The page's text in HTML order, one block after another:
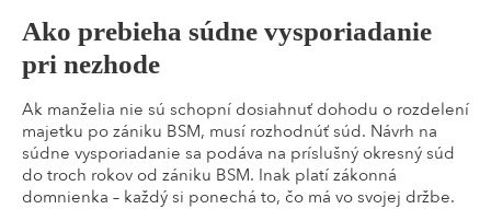
Ako prebieha súdne vysporiadanie
pri nezhode
Ak manželia nie sú schopní dosiahnuť dohodu o rozdelení
majetku po zániku BSM, musí rozhodnúť súd. Návrh na
súdne vysporiadanie sa podáva na príslušný okresný súd
do troch rokov od zániku BSM. Inak platí zákonná
domnienka – každý si ponechá to, čo má vo svojej držbe.